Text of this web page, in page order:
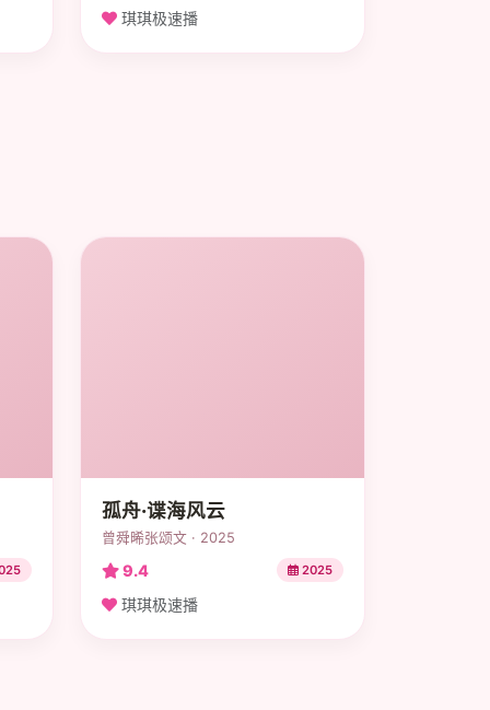
琪琪极速播
孤舟·谍海风云
曾舜晞张颂文 · 2025
9.4 2025
琪琪极速播